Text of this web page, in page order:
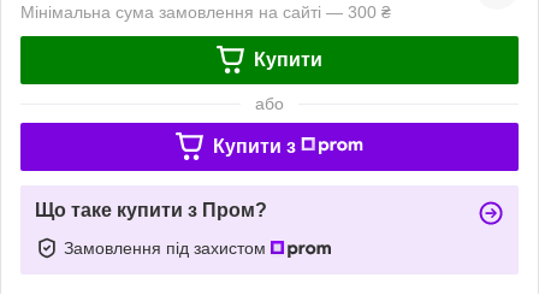
Мінімальна сума замовлення на сайті — 300 ₴
Купити
або
Купити з
Що таке купити з Пром?
Замовлення під захистом